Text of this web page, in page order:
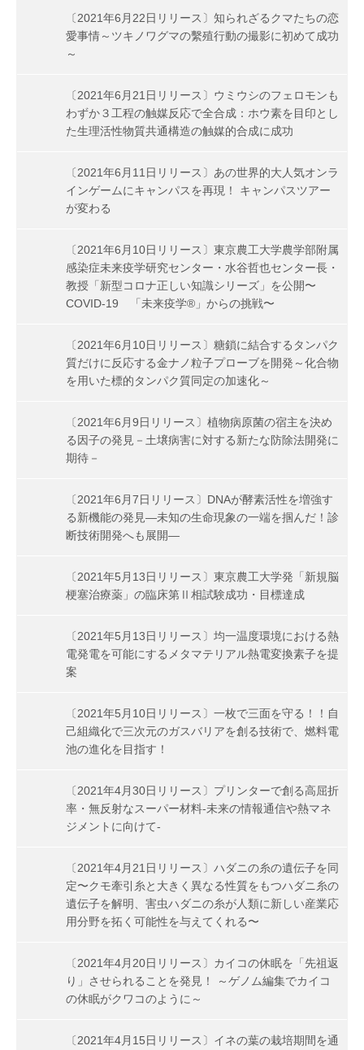
〔2021年6月22日リリース〕知られざるクマたちの恋
愛事情～ツキノワグマの繫殖行動の撮影に初めて成功
～
〔2021年6月21日リリース〕ウミウシのフェロモンも
わずか３工程の触媒反応で全合成：ホウ素を目印とし
た生理活性物質共通構造の触媒的合成に成功
〔2021年6月11日リリース〕あの世界的大人気オンラ
インゲームにキャンパスを再現！ キャンパスツアー
が変わる
〔2021年6月10日リリース〕東京農工大学農学部附属
感染症未来疫学研究センター・水谷哲也センター長・
教授「新型コロナ正しい知識シリーズ」を公開〜
COVID-19 「未来疫学®」からの挑戦〜
〔2021年6月10日リリース〕糖鎖に結合するタンパク
質だけに反応する金ナノ粒子プローブを開発～化合物
を用いた標的タンパク質同定の加速化～
〔2021年6月9日リリース〕植物病原菌の宿主を決め
る因子の発見－土壌病害に対する新たな防除法開発に
期待－
〔2021年6月7日リリース〕DNAが酵素活性を増強す
る新機能の発見―未知の生命現象の一端を掴んだ！診
断技術開発へも展開―
〔2021年5月13日リリース〕東京農工大学発「新規脳
梗塞治療薬」の臨床第Ⅱ相試験成功・目標達成
〔2021年5月13日リリース〕均一温度環境における熱
電発電を可能にするメタマテリアル熱電変換素子を提
案
〔2021年5月10日リリース〕一枚で三面を守る！！自
己組織化で三次元のガスバリアを創る技術で、燃料電
池の進化を目指す！
〔2021年4月30日リリース〕プリンターで創る高屈折
率・無反射なスーパー材料-未来の情報通信や熱マネ
ジメントに向けて-
〔2021年4月21日リリース〕ハダニの糸の遺伝子を同
定〜クモ牽引糸と大きく異なる性質をもつハダニ糸の
遺伝子を解明、害虫ハダニの糸が人類に新しい産業応
用分野を拓く可能性を与えてくれる〜
〔2021年4月20日リリース〕カイコの休眠を「先祖返
り」させられることを発見！ ～ゲノム編集でカイコ
の休眠がクワコのように～
〔2021年4月15日リリース〕イネの葉の栽培期間を通